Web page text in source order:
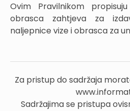
Ovim Pravilnikom
obrasca zahtjeva za
naljepnice vize i obrasca za
Za pristup do sadržaja
Sadržajima se pristupa